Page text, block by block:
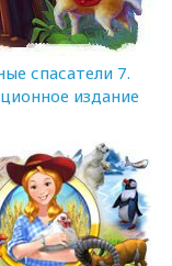
спасатели 7.
издание